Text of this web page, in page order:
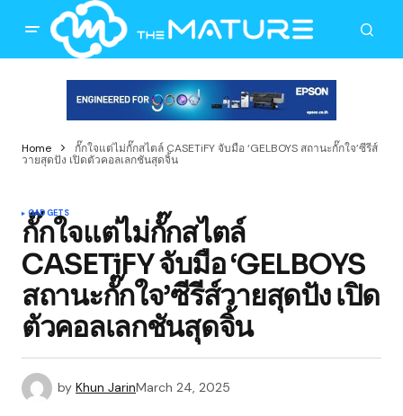
Home
กั๊กใจแต่ไม่กั๊กสไตล์ CASETiFY จับมือ ‘GELBOYS สถานะกั๊กใจ’ซีรีส์
วายสุดปัง เปิดตัวคอลเลกชันสุดจิ้น
GADGETS
กั๊กใจแต่ไม่กั๊กสไตล์
CASETiFY จับมือ ‘GELBOYS
สถานะกั๊กใจ’ซีรีส์วายสุดปัง เปิด
ตัวคอลเลกชันสุดจิ้น
by Khun JarinMarch 24, 2025